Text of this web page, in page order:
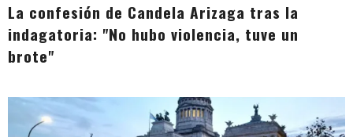
La confesión de Candela Arizaga tras la
indagatoria: "No hubo violencia, tuve un
brote"